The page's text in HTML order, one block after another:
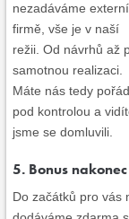
nezadáváme externí
firmě, vše je v naší
režii. Od návrhů až
samotnou realizaci.
Máte nás tedy pořád
pod kontrolou a
jsme se domluvili.
5. Bonus nakonec
Do začátků pro vás